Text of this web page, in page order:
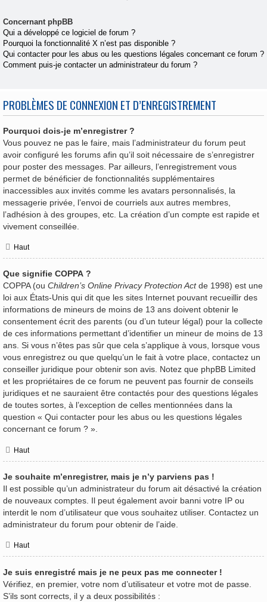
Concernant phpBB
Qui a développé ce logiciel de forum ?
Pourquoi la fonctionnalité X n’est pas disponible ?
Qui contacter pour les abus ou les questions légales concernant ce forum ?
Comment puis-je contacter un administrateur du forum ?
PROBLÈMES DE CONNEXION ET D’ENREGISTREMENT
Pourquoi dois-je m’enregistrer ?
Vous pouvez ne pas le faire, mais l’administrateur du forum peut
avoir configuré les forums afin qu’il soit nécessaire de s’enregistrer
pour poster des messages. Par ailleurs, l’enregistrement vous
permet de bénéficier de fonctionnalités supplémentaires
inaccessibles aux invités comme les avatars personnalisés, la
messagerie privée, l’envoi de courriels aux autres membres,
l’adhésion à des groupes, etc. La création d’un compte est rapide et
vivement conseillée.
Haut
Que signifie COPPA ?
COPPA (ou Children’s Online Privacy Protection Actde 1998) est une
loi aux États-Unis qui dit que les sites Internet pouvant recueillir des
informations de mineurs de moins de 13 ans doivent obtenir le
consentement écrit des parents (ou d’un tuteur légal) pour la collecte
de ces informations permettant d’identifier un mineur de moins de 13
ans. Si vous n’êtes pas sûr que cela s’applique à vous, lorsque vous
vous enregistrez ou que quelqu’un le fait à votre place, contactez un
conseiller juridique pour obtenir son avis. Notez que phpBB Limited
et les propriétaires de ce forum ne peuvent pas fournir de conseils
juridiques et ne sauraient être contactés pour des questions légales
de toutes sortes, à l’exception de celles mentionnées dans la
question « Qui contacter pour les abus ou les questions légales
concernant ce forum ? ».
Haut
Je souhaite m’enregistrer, mais je n’y parviens pas !
Il est possible qu’un administrateur du forum ait désactivé la création
de nouveaux comptes. Il peut également avoir banni votre IP ou
interdit le nom d’utilisateur que vous souhaitez utiliser. Contactez un
administrateur du forum pour obtenir de l’aide.
Haut
Je suis enregistré mais je ne peux pas me connecter !
Vérifiez, en premier, votre nom d’utilisateur et votre mot de passe.
S’ils sont corrects, il y a deux possibilités :